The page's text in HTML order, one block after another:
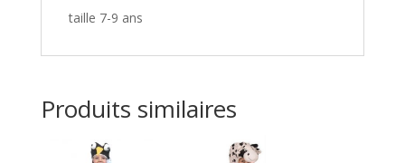
taille 7-9 ans
Produits similaires